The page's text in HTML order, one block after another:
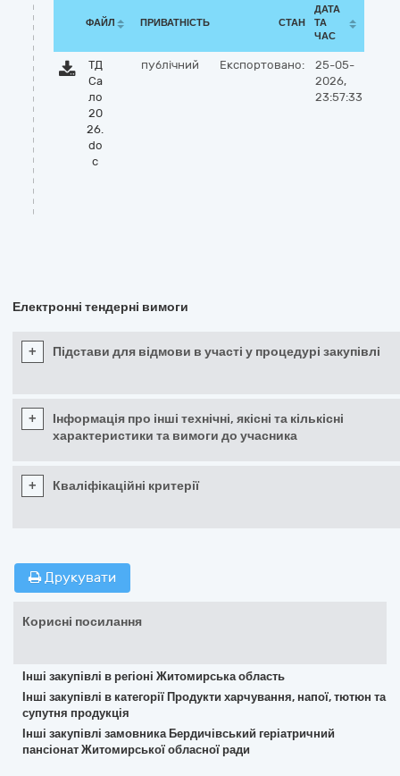
ФАЙЛ ПРИВАТНІСТЬ СТАН
ДАТА
ТА
ЧАС
ТД
Са
ло
20
26.
do
c
публічний Експортовано:
25-05-
2026,
23:57:33
Електронні тендерні вимоги
+ Підстави для відмови в участі у процедурі закупівлі
+
Інформація про інші технічні, якісні та кількісні
характеристики та вимоги до учасника
+ Кваліфікаційні критерії
Друкувати
Корисні посилання
Інші закупівлі в регіоні Житомирська область
Інші закупівлі в категорії Продукти харчування, напої, тютюн та
супутня продукція
Інші закупівлі замовника Бердичівський геріатричний
пансіонат Житомирської обласної ради